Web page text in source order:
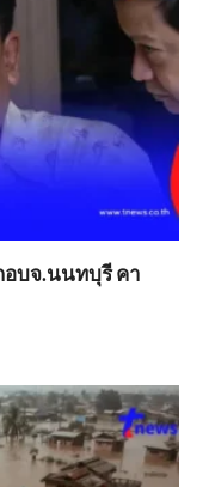
อบจ.นนทบุรี คา